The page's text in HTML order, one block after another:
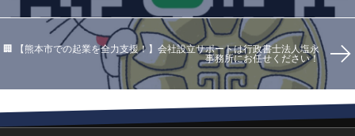
🏢 【熊本市での起業を全力支援！】会社設立サポートは行政書士法人塩永
事務所にお任せください！